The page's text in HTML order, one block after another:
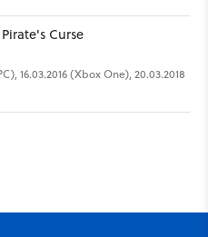
Curse
16.03.2016 (Xbox One), 20.03.2018